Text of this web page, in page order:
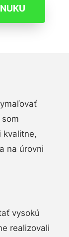
kvalitne,
na úrovni
vysokú
realizovali